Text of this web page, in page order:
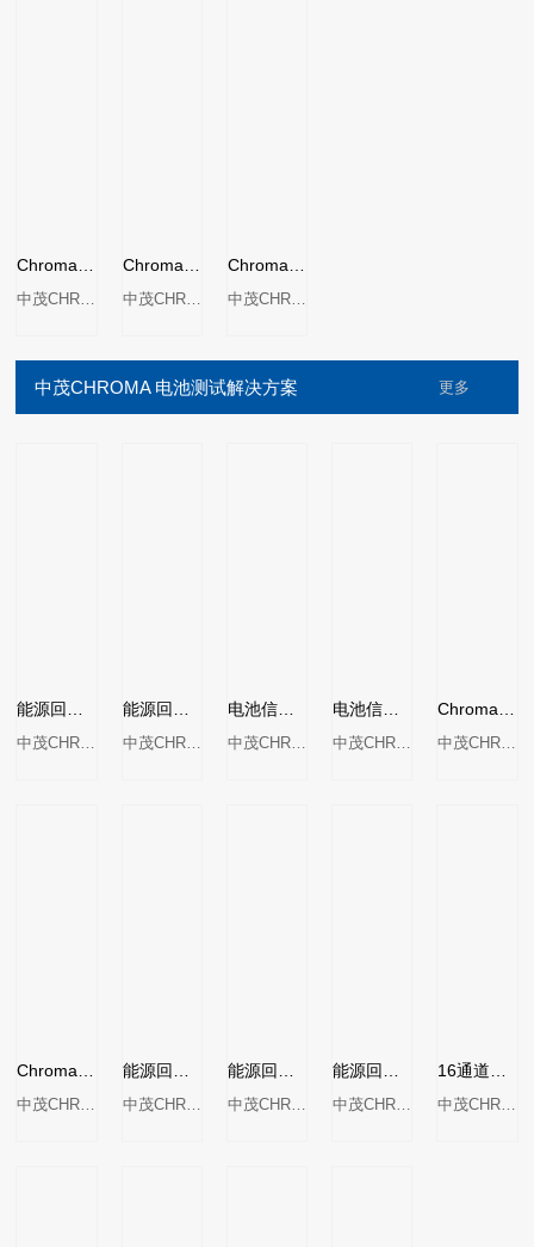
Chroma 66203/66204数字功率计
中茂CHROMA
Chroma 66202系列数位式功率表
中茂CHROMA
Chroma 66205数位功率表
中茂CHROMA
中茂CHROMA 电池测试解决方案 更多
能源回收式电池模组测试MODEL 17020
中茂CHROMA
能源回收式电池模组测试MODEL 17040
中茂CHROMA
电池信赖性测试系统Model 17010
中茂CHROMA
电池信赖性测试系统Model 17010H
中茂CHROMA
Chroma 17030 能源回收式电池包测试系统
中茂CHROMA
Chroma 17011 可编程电池充放电测试系统
中茂CHROMA
能源回收式电池模组测试系统MODEL 17020C
中茂CHROMA
能源回收式电池模组测试系统 MODEL 17040E
中茂CHROMA
能源回收式电池模组测试系统MODEL 17020E
中茂CHROMA
16通道电池芯模拟器MODEL87001
中茂CHROMA